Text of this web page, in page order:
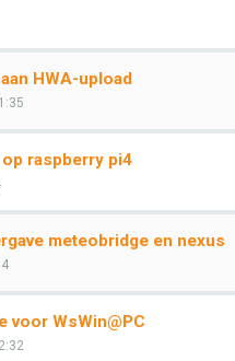
HWA-upload
raspberry pi4
meteobridge en nexus
voor WsWin@PC